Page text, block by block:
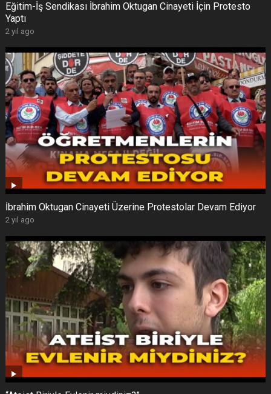
Eğitim-İş Sendikası İbrahim Oktugan Cinayeti İçin Protesto
Yaptı
2 yıl ago
İbrahim Oktugan Cinayeti Üzerine Protestolar Devam Ediyor
2 yıl ago